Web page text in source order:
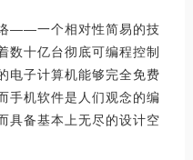
——一个相对性简易的技
数十亿台彻底可编程控制
电子计算机能够完全免费
手机软件是人们观念的编
具备基本上无尽的设计空